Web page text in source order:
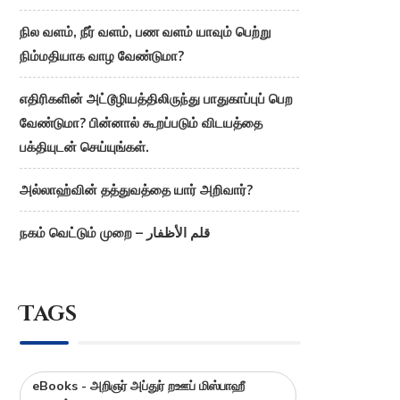
நில வளம், நீர் வளம், பண வளம் யாவும் பெற்று
நிம்மதியாக வாழ வேண்டுமா?
எதிரிகளின் அட்டூழியத்திலிருந்து பாதுகாப்புப் பெற
வேண்டுமா? பின்னால் கூறப்படும் விடயத்தை
பக்தியுடன் செய்யுங்கள்.
அல்லாஹ்வின் தத்துவத்தை யார் அறிவார்?
நகம் வெட்டும் முறை – قلم الأظفار
Tags
eBooks - அறிஞர் அப்துர் றஊப் மிஸ்பாஹீ